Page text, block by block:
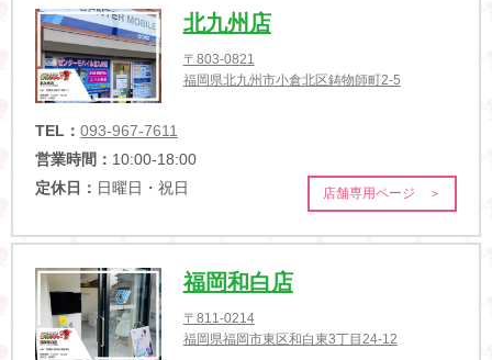
北九州店
〒803-0821
福岡県北九州市小倉北区鋳物師町2-5
TEL： 093-967-7611
営業時間： 10:00-18:00
定休日： 日曜日・祝日 店舗専用ページ ＞
福岡和白店
〒811-0214
福岡県福岡市東区和白東3丁目24-12